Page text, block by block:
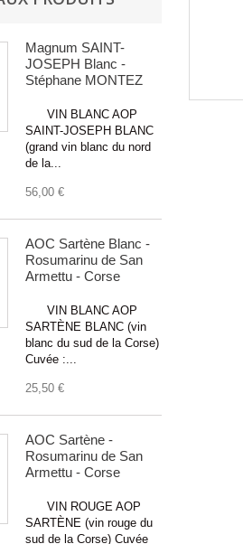
Magnum SAINT-
JOSEPH Blanc -
Stéphane MONTEZ
VIN BLANC AOP
SAINT-JOSEPH BLANC
(grand vin blanc du nord
de la...
56,00 €
AOC Sartène Blanc -
Rosumarinu de San
Armettu - Corse
VIN BLANC AOP
SARTÈNE BLANC (vin
blanc du sud de la Corse)
Cuvée :...
25,50 €
AOC Sartène -
Rosumarinu de San
Armettu - Corse
VIN ROUGE AOP
SARTÈNE (vin rouge du
sud de la Corse) Cuvée